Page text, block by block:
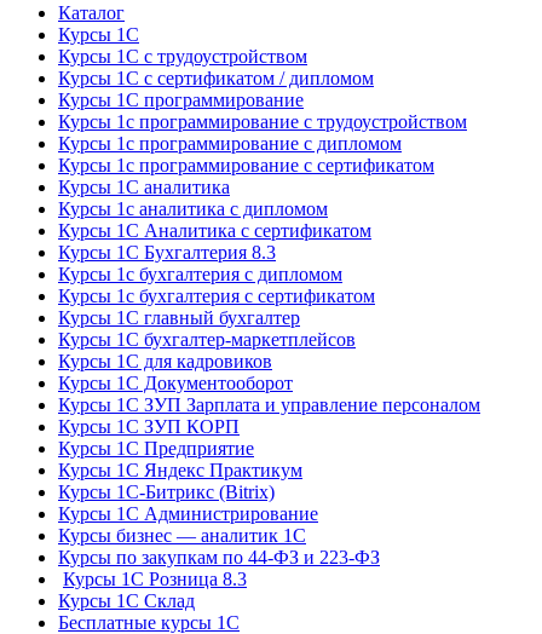
Каталог
Курсы 1С
Курсы 1С с трудоустройством
Курсы 1С с сертификатом / дипломом
Курсы 1С программирование
Курсы 1с программирование с трудоустройством
Курсы 1с программирование с дипломом
Курсы 1с программирование с сертификатом
Курсы 1С аналитика
Курсы 1с аналитика с дипломом
Курсы 1С Аналитика с сертификатом
Курсы 1С Бухгалтерия 8.3
Курсы 1с бухгалтерия с дипломом
Курсы 1с бухгалтерия с сертификатом
Курсы 1С главный бухгалтер
Курсы 1С бухгалтер-маркетплейсов
Курсы 1С для кадровиков
Курсы 1С Документооборот
Курсы 1С ЗУП Зарплата и управление персоналом
Курсы 1С ЗУП КОРП
Курсы 1С Предприятие
Курсы 1С Яндекс Практикум
Курсы 1С-Битрикс (Bitrix)
Курсы 1С Администрирование
Курсы бизнес — аналитик 1С
Курсы по закупкам по 44‑ФЗ и 223‑ФЗ
Курсы 1С Розница 8.3
Курсы 1С Склад
Бесплатные курсы 1С